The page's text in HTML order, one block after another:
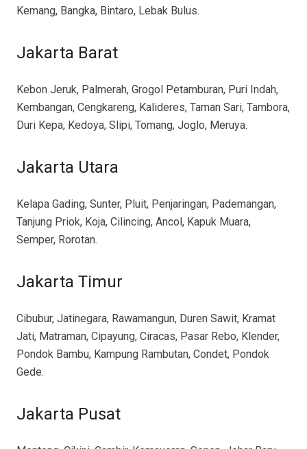
Kemang, Bangka, Bintaro, Lebak Bulus.
Jakarta Barat
Kebon Jeruk, Palmerah, Grogol Petamburan, Puri Indah,
Kembangan, Cengkareng, Kalideres, Taman Sari, Tambora,
Duri Kepa, Kedoya, Slipi, Tomang, Joglo, Meruya.
Jakarta Utara
Kelapa Gading, Sunter, Pluit, Penjaringan, Pademangan,
Tanjung Priok, Koja, Cilincing, Ancol, Kapuk Muara,
Semper, Rorotan.
Jakarta Timur
Cibubur, Jatinegara, Rawamangun, Duren Sawit, Kramat
Jati, Matraman, Cipayung, Ciracas, Pasar Rebo, Klender,
Pondok Bambu, Kampung Rambutan, Condet, Pondok
Gede.
Jakarta Pusat